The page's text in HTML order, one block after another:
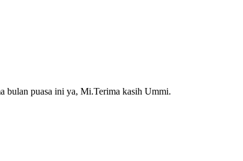
bulan puasa ini ya, Mi.Terima kasih Ummi.